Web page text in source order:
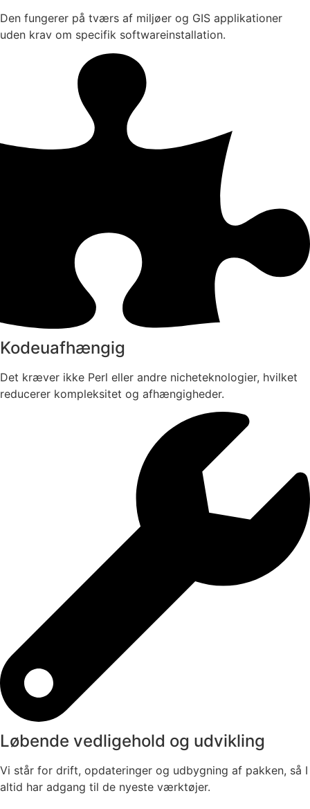
Den fungerer på tværs af miljøer og GIS applikationer
uden krav om specifik softwareinstallation.
Kodeuafhængig
Det kræver ikke Perl eller andre nicheteknologier, hvilket
reducerer kompleksitet og afhængigheder.
Løbende vedligehold og udvikling
Vi står for drift, opdateringer og udbygning af pakken, så I
altid har adgang til de nyeste værktøjer.